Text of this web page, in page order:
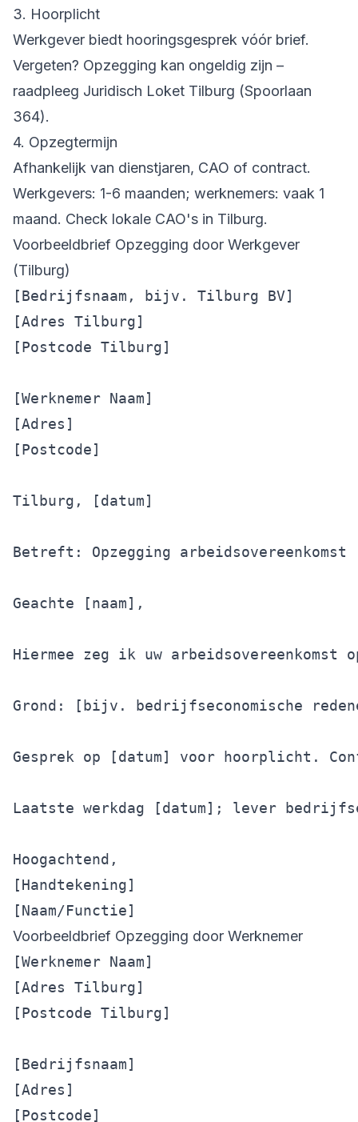
3. Hoorplicht
Werkgever biedt hooringsgesprek vóór brief.
Vergeten? Opzegging kan ongeldig zijn –
raadpleeg Juridisch Loket Tilburg (Spoorlaan
364).
4. Opzegtermijn
Afhankelijk van dienstjaren, CAO of contract.
Werkgevers: 1-6 maanden; werknemers: vaak 1
maand. Check lokale CAO's in Tilburg.
Voorbeeldbrief Opzegging door Werkgever
(Tilburg)
[Bedrijfsnaam, bijv. Tilburg BV]
[Adres Tilburg]
[Postcode Tilburg]
[Werknemer Naam]
[Adres]
[Postcode]
Tilburg, [datum]
Betreft: Opzegging arbeidsovereenkomst
Geachte [naam],
Hiermee zeg ik uw
Grond: [bijv. bedrijfseconomische
Gesprek op [datum] voor hoorplicht.
Laatste werkdag [datum]; lever
Hoogachtend,
[Handtekening]
Voorbeeldbrief Opzegging door Werknemer
[Werknemer Naam]
[Adres Tilburg]
[Postcode Tilburg]
[Bedrijfsnaam]
[Adres]
[Postcode]